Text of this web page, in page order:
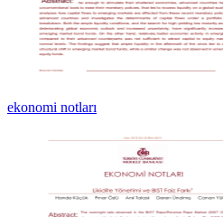
ekonomi notları